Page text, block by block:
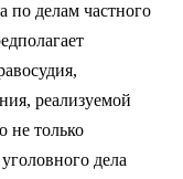
по делам частного
реализуемой
не только
дела